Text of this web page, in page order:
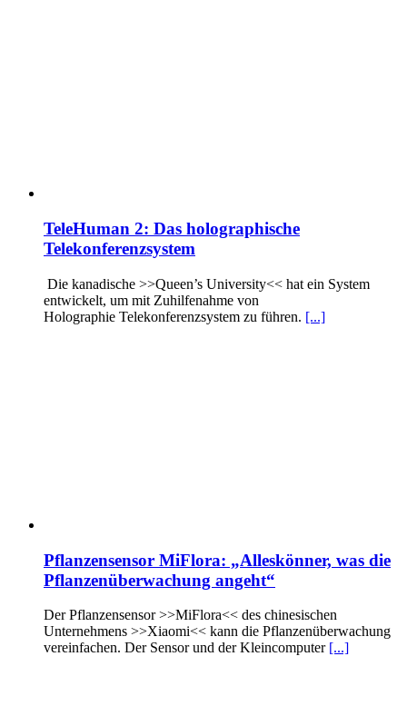
TeleHuman 2: Das holographische
Telekonferenzsystem
Die kanadische >>Queen’s University<< hat ein System
entwickelt, um mit Zuhilfenahme von
Holographie Telekonferenzsystem zu führen. [...]
Pflanzensensor MiFlora: „Alleskönner, was die
Pflanzenüberwachung angeht“
Der Pflanzensensor >>MiFlora<< des chinesischen
Unternehmens >>Xiaomi<< kann die Pflanzenüberwachung
vereinfachen. Der Sensor und der Kleincomputer [...]